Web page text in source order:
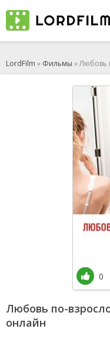
LordFilm » Фильмы » Любовь
Любовь по-
онлайн
0